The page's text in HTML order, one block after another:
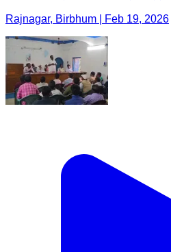
Rajnagar, Birbhum | Feb 19, 2026